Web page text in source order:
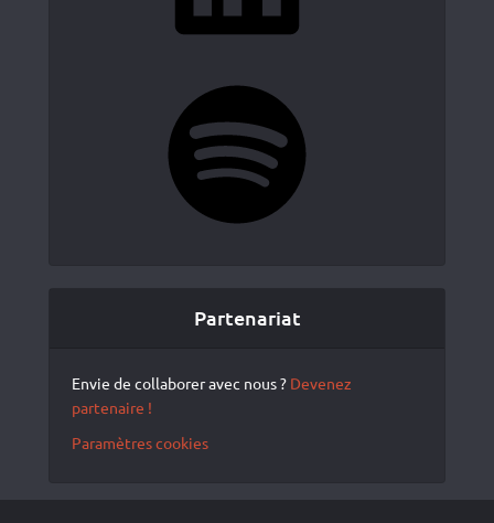
Partenariat
Envie de collaborer avec nous ? Devenez
partenaire !
Paramètres cookies